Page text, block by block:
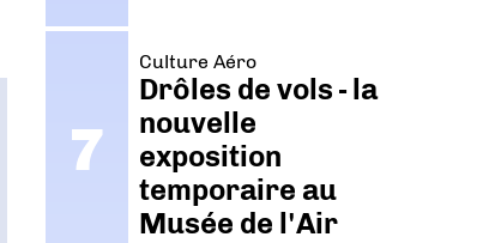
Culture Aéro
Drôles de vols - la
nouvelle
exposition
temporaire au
Musée de l'Air